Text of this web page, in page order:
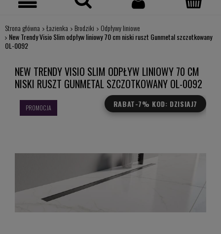
Strona główna Łazienka Brodziki
Odpływy liniowe
New Trendy Visio Slim odpływ liniowy 70 cm niski ruszt Gunmetal szczotkowany
OL-0092
NEW TRENDY VISIO SLIM ODPŁYW LINIOWY 70 CM
NISKI RUSZT GUNMETAL SZCZOTKOWANY OL-0092
RABAT-7% KOD: DZISIAJ7
PROMOCJA